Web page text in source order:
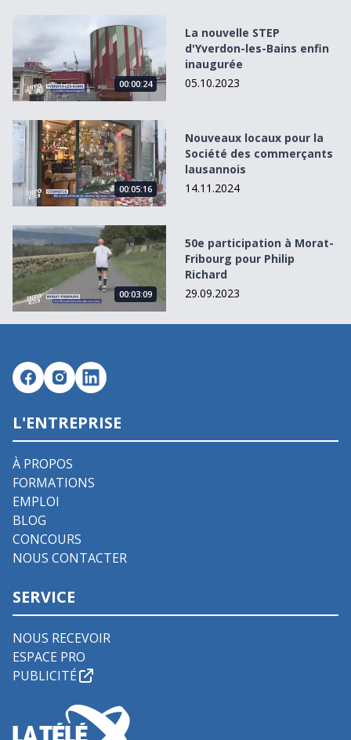
La nouvelle STEP d&#039;Yverdon-les-Bains enfin
00:00:24
La nouvelle STEP
d'Yverdon-les-Bains enfin
inaugurée
05.10.2023
Nouveaux locaux pour la Société des commerçants
00:05:16
Nouveaux locaux pour la
Société des commerçants
lausannois
14.11.2024
50e participation à Morat-Fribourg pour Philip Richard
00:03:09
50e participation à Morat-
Fribourg pour Philip
Richard
29.09.2023
L'ENTREPRISE
À PROPOS
FORMATIONS
EMPLOI
BLOG
CONCOURS
NOUS CONTACTER
SERVICE
NOUS RECEVOIR
ESPACE PRO
PUBLICITÉ